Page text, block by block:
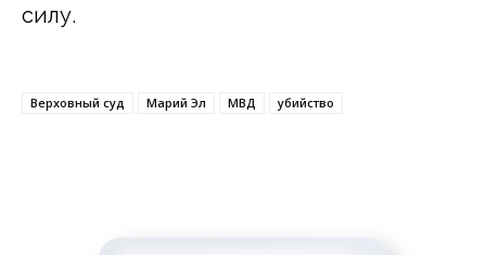
силу.
Верховный суд Марий Эл МВД убийство